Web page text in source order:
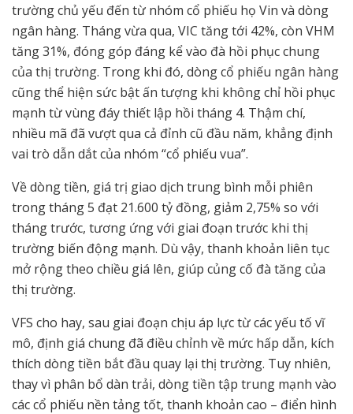
trường chủ yếu đến từ nhóm cổ phiếu họ Vin và dòng
ngân hàng. Tháng vừa qua, VIC tăng tới 42%, còn VHM
tăng 31%, đóng góp đáng kể vào đà hồi phục chung
của thị trường. Trong khi đó, dòng cổ phiếu ngân hàng
cũng thể hiện sức bật ấn tượng khi không chỉ hồi phục
mạnh từ vùng đáy thiết lập hồi tháng 4. Thậm chí,
nhiều mã đã vượt qua cả đỉnh cũ đầu năm, khẳng định
vai trò dẫn dắt của nhóm “cổ phiếu vua”.
Về dòng tiền, giá trị giao dịch trung bình mỗi phiên
trong tháng 5 đạt 21.600 tỷ đồng, giảm 2,75% so với
tháng trước, tương ứng với giai đoạn trước khi thị
trường biến động mạnh. Dù vậy, thanh khoản liên tục
mở rộng theo chiều giá lên, giúp củng cố đà tăng của
thị trường.
VFS cho hay, sau giai đoạn chịu áp lực từ các yếu tố vĩ
mô, định giá chung đã điều chỉnh về mức hấp dẫn, kích
thích dòng tiền bắt đầu quay lại thị trường. Tuy nhiên,
thay vì phân bổ dàn trải, dòng tiền tập trung mạnh vào
các cổ phiếu nền tảng tốt, thanh khoản cao – điển hình